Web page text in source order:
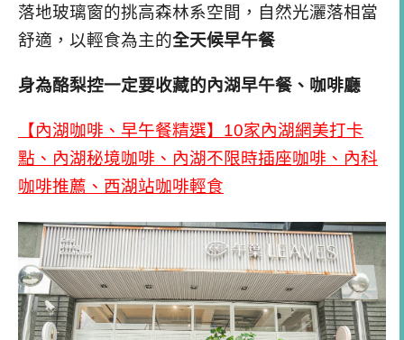
落地玻璃窗的挑高森林系空間，自然光灑落相當
舒適，以輕食為主的全天候早午餐
身為酪梨控一定要收藏的內湖早午餐、咖啡廳
【內湖咖啡、早午餐精選】10家內湖網美打卡
點、內湖秘境咖啡、內湖不限時插座咖啡、內科
咖啡推薦、西湖站咖啡輕食